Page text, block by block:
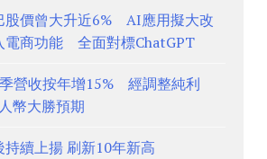
股價曾大升近6% AI應用擬大改
電商功能 全面對標ChatGPT
營收按年增15% 經調整純利
幣大勝預期
持續上揚 刷新10年新高